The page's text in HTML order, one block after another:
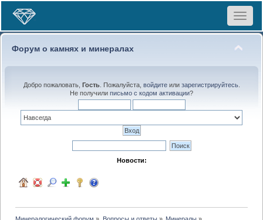
Toggle
Форум о камнях и минералах
Добро пожаловать, Гость. Пожалуйста, войдитеили зарегистрируйтесь.
Не получили письмо с кодом активации?
Новости: